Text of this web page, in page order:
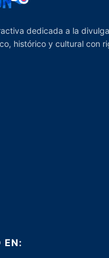
dedicada a la
histórico y cultural con
EN: